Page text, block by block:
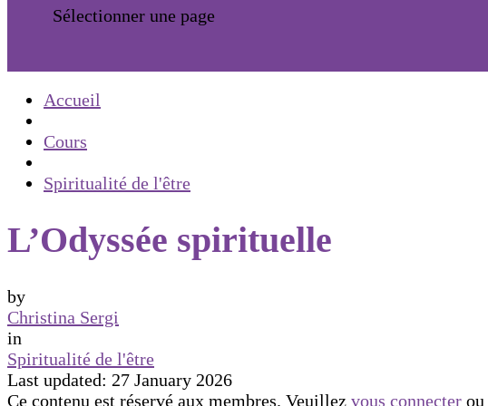
Sélectionner une page
Accueil
Cours
Spiritualité de l'être
L’Odyssée spirituelle
by
Christina Sergi
in
Spiritualité de l'être
Last updated: 27 January 2026
Ce contenu est réservé aux membres. Veuillez vous connecter ou